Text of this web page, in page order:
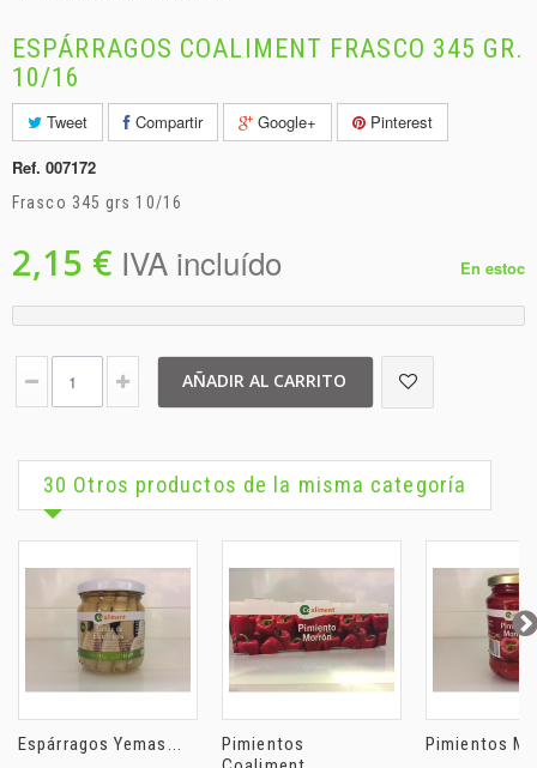
ESPÁRRAGOS COALIMENT FRASCO 345 GR.
10/16
Tweet Compartir Google+
Pinterest
Ref. 007172
Frasco 345 grs 10/16
2,15 € IVA incluído En estoc
AÑADIR AL CARRITO
30 Otros productos de la misma categoría
Espárragos Yemas...
Pimientos
Pimientos